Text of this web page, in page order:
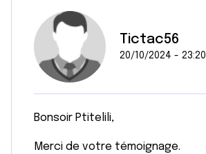
Tictac56
20/10/2024 - 23:20
Bonsoir Ptitelili,
Merci de votre témoignage.